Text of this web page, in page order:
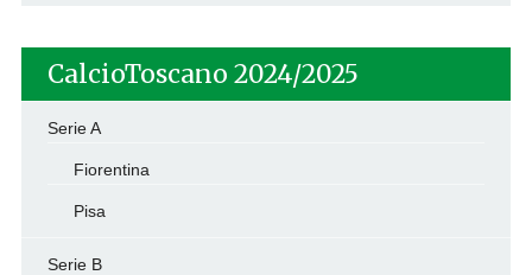
CalcioToscano 2024/2025
Serie A
Fiorentina
Pisa
Serie B